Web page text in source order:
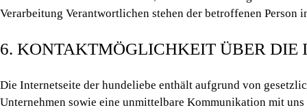
Verarbeitung Verantwortlichen stehen der betroffenen Person
6. KONTAKTMÖGLICHKEIT ÜBER DIE
Die Internetseite der hundeliebe enthält aufgrund von
Unternehmen sowie eine unmittelbare Kommunikation mit